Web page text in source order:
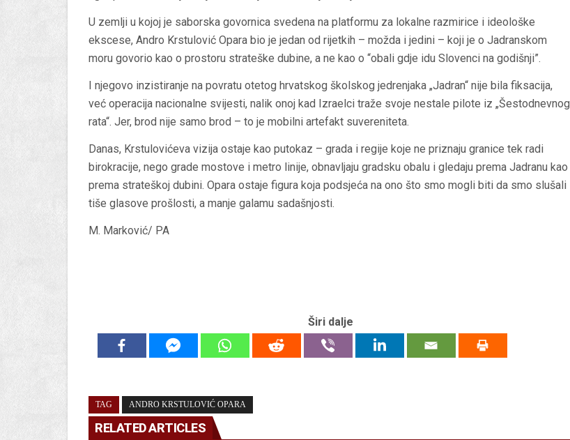
U zemlji u kojoj je saborska govornica svedena na platformu za lokalne razmirice i ideološke
ekscese, Andro Krstulović Opara bio je jedan od rijetkih – možda i jedini – koji je o Jadranskom
moru govorio kao o prostoru strateške dubine, a ne kao o “obali gdje idu Slovenci na godišnji”.
I njegovo inzistiranje na povratu otetog hrvatskog školskog jedrenjaka „Jadran“ nije bila fiksacija,
već operacija nacionalne svijesti, nalik onoj kad Izraelci traže svoje nestale pilote iz „Šestodnevnog
rata“. Jer, brod nije samo brod – to je mobilni artefakt suvereniteta.
Danas, Krstulovićeva vizija ostaje kao putokaz – grada i regije koje ne priznaju granice tek radi
birokracije, nego grade mostove i metro linije, obnavljaju gradsku obalu i gledaju prema Jadranu kao
prema strateškoj dubini. Opara ostaje figura koja podsjeća na ono što smo mogli biti da smo slušali
tiše glasove prošlosti, a manje galamu sadašnjosti.
M. Marković/ PA
Širi dalje
TAG ANDRO KRSTULOVIĆ OPARA
RELATED ARTICLES